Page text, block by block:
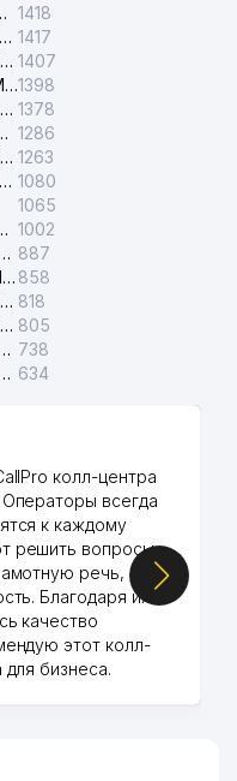
XIZMATI 1418
TOSHKENT SHAHAR ELEKTR TARMOQLARI KORXONASI AJ 1417
SHAYXONTOHUR ELEKTR TARMOG'I NOSOZLIKLARINI TUZATISH XIZMATI 1407
SAMARQAND ELEKTR TARMOQLARI AJ1398
SURXONDARYO ELEKTR TARMOQLARI AJ 1378
AVARIYA XIZMATI 1286
TOSHKENT SHAHRI TASHKILOT TELEFONLARI HAQIDA MA'LUMOT BYUROSI 1263
DAVLAT TEST MARKAZINING ISHONCH TELEFONLARI 1080
1065
BO'YICHA SUDI 1002
YAKKASAROY TUMANLARARO SUDI 887
YUNUSOBOD ELEKTR TARMOG'I NOSOZLIKLARI XIZMATI 858
NAVOIY HUDUDIY ELEKTR TARMOQLARI KORXONASI AJ 818
Ташкентский следственный изолятор 805
ELEKTRTARMOG'I NOSOZLIKLARINI TO'ZATISH SERGELI XIZMATI 738
UCH-TEPA TUMANI SUDI 634
колл-центра
всегда
к каждому
решить вопросы.
речь,
Благодаря их
качество
этот колл-
бизнеса.